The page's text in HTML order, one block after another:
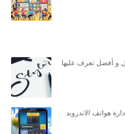
و أفضل تعرف عليها
هواتف الاندرويد